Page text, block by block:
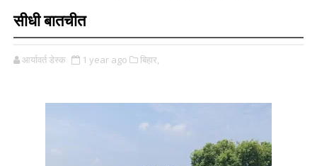
सीधी बातचीत
आर्यावर्त डेस्क 1 year ago बिहार,